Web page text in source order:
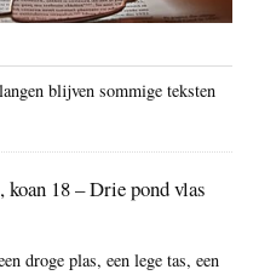
blijven sommige teksten
18 – Drie pond vlas
droge plas, een lege tas, een